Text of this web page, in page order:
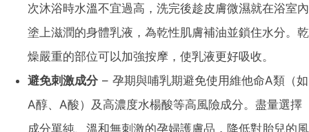
次沐浴時水溫不宜過高，洗完後趁皮膚微濕就在浴室內
塗上滋潤的身體乳液，為乾性肌膚補油並鎖住水分。乾
燥嚴重的部位可以加強按摩，使乳液更好吸收。
避免刺激成分 – 孕期與哺乳期避免使用維他命A類（如
A醇、A酸）及高濃度水楊酸等高風險成分​。盡量選擇
成分單純、溫和無刺激的孕婦護膚品，降低對胎兒的風